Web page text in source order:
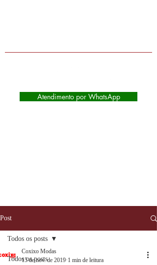
Atendimento por WhatsApp
Post
Todos os posts
Todos os posts
Coxixo Modas
15 de nov. de 2019 1 min de leitura